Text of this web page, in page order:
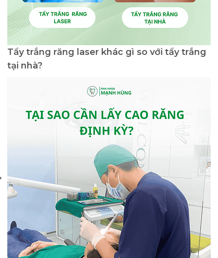
Tẩy trắng răng laser khác gì so với tẩy trắng
tại nhà?